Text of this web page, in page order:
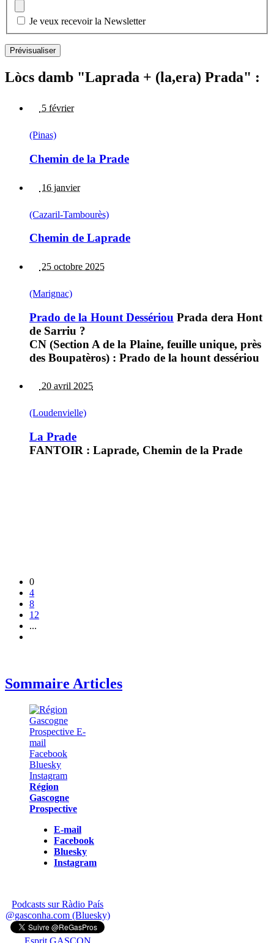
Je veux recevoir la Newsletter
Lòcs damb "Laprada + (la,era) Prada" :
5 février
(Pinas)
Chemin de la Prade
16 janvier
(Cazaril-Tambourès)
Chemin de Laprade
25 octobre 2025
(Marignac)
Prado de la Hount Dessériou Prada dera Hont
de Sarriu ?
CN (Section A de la Plaine, feuille unique, près
des Boupatèros) : Prado de la hount dessériou
20 avril 2025
(Loudenvielle)
La Prade
FANTOIR : Laprade, Chemin de la Prade
0
4
8
12
...
Sommaire Articles
Région
Gascogne
Prospective
E-mail
Facebook
Bluesky
Instagram
Podcasts sur Ràdio País
@gasconha.com (Bluesky)
Esprit GASCON